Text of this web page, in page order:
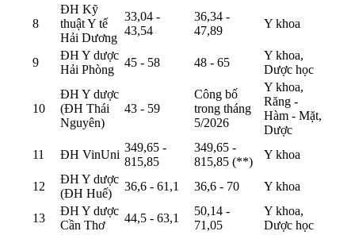
8
ĐH Kỹ
thuật Y tế
Hải Dương
33,04 -
43,54
36,34 -
47,89
Y khoa
9
ĐH Y dược
Hải Phòng
45 - 58 48 - 65
Y khoa,
Dược học
10
ĐH Y dược
(ĐH Thái
Nguyên)
43 - 59
Công bố
trong tháng
5/2026
Y khoa,
Răng -
Hàm - Mặt,
Dược
11
ĐH VinUni
349,65 -
815,85
349,65 -
815,85 (**)
Y khoa
12
ĐH Y dược
(ĐH Huế)
36,6 - 61,1 36,6 - 70 Y khoa
13
ĐH Y dược
Cần Thơ
44,5 - 63,1
50,14 -
71,05
Y khoa,
Dược học